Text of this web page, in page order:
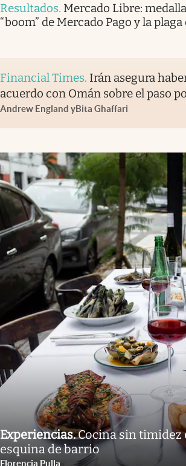
Resultados. Mercado Libre:
“boom” de Mercado Pago y la
Financial Times. Irán asegura
acuerdo con Omán sobre el paso
Andrew England yBita Ghaffari
Experiencias.Cocina sin timidez
esquina de barrio
Florencia Pulla